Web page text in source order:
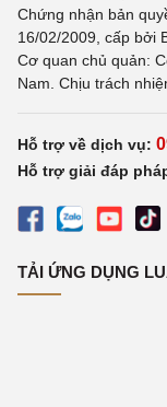
Chứng nhận bản
16/02/2009, cấp bởi
Cơ quan chủ quản:
Nam. Chịu trách
Hỗ trợ về dịch vụ:
Hỗ trợ giải đáp
TẢI ỨNG DỤNG